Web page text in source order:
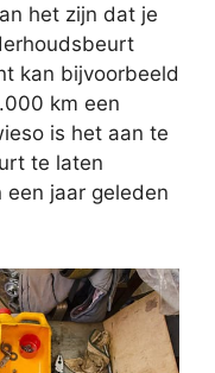
het zijn dat je
kan bijvoorbeeld
km een
is het aan te
te laten
jaar geleden